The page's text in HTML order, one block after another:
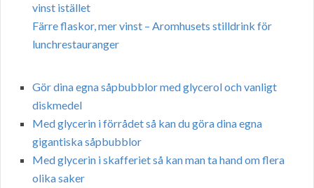
vinst istället
Färre flaskor, mer vinst – Aromhusets stilldrink för
lunchrestauranger
Gör dina egna såpbubblor med glycerol och vanligt
diskmedel
Med glycerin i förrådet så kan du göra dina egna
gigantiska såpbubblor
Med glycerin i skafferiet så kan man ta hand om flera
olika saker